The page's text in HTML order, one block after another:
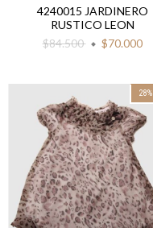
4240015 JARDINERO
RUSTICO LEON
$84.500
$70.000
28%